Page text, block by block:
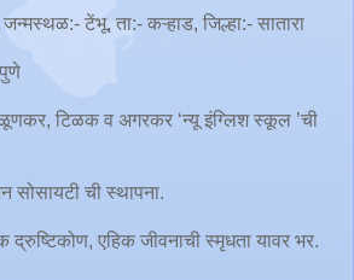
टेंभू, ता:- कऱ्हाड, जिल्हा:- सातारा
टिळक व अगरकर ‘न्यू इंग्लिश स्कूल ’ची
ची स्थापना.
द्रुष्टिकोण, एहिक जीवनाची स्मृधता यावर भर.